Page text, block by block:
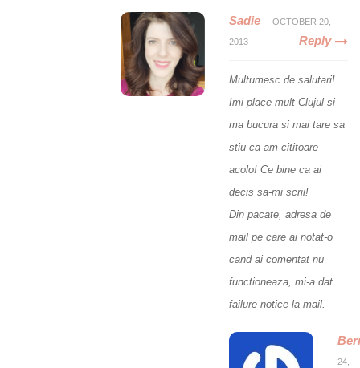
Sadie OCTOBER 20,
2013 Reply
Multumesc de salutari!
Imi place mult Clujul si
ma bucura si mai tare sa
stiu ca am cititoare
acolo! Ce bine ca ai
decis sa-mi scrii!
Din pacate, adresa de
mail pe care ai notat-o
cand ai comentat nu
functioneaza, mi-a dat
failure notice la mail.
24,